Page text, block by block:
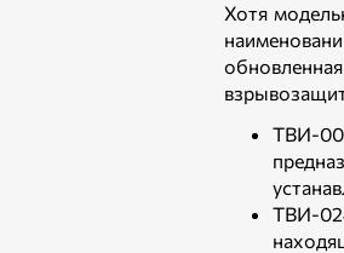
Хотя
ТВИ-
ТВИ-